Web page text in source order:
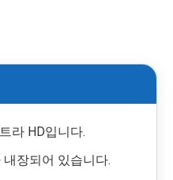
라 HD입니다.
장되어 있습니다.